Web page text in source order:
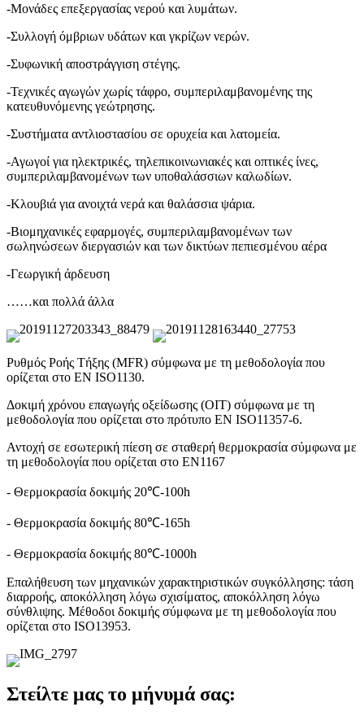
-Μονάδες επεξεργασίας νερού και λυμάτων.
-Συλλογή όμβριων υδάτων και γκρίζων νερών.
-Συφωνική αποστράγγιση στέγης.
-Τεχνικές αγωγών χωρίς τάφρο, συμπεριλαμβανομένης της
κατευθυνόμενης γεώτρησης.
-Συστήματα αντλιοστασίου σε ορυχεία και λατομεία.
-Αγωγοί για ηλεκτρικές, τηλεπικοινωνιακές και οπτικές ίνες,
συμπεριλαμβανομένων των υποθαλάσσιων καλωδίων.
-Κλουβιά για ανοιχτά νερά και θαλάσσια ψάρια.
-Βιομηχανικές εφαρμογές, συμπεριλαμβανομένων των
σωληνώσεων διεργασιών και των δικτύων πεπιεσμένου αέρα
-Γεωργική άρδευση
……και πολλά άλλα
Ρυθμός Ροής Τήξης (MFR) σύμφωνα με τη μεθοδολογία που
ορίζεται στο EN ISO1130.
Δοκιμή χρόνου επαγωγής οξείδωσης (OIT) σύμφωνα με τη
μεθοδολογία που ορίζεται στο πρότυπο EN ISO11357-6.
Αντοχή σε εσωτερική πίεση σε σταθερή θερμοκρασία σύμφωνα με
τη μεθοδολογία που ορίζεται στο EN1167
- Θερμοκρασία δοκιμής 20℃-100h
- Θερμοκρασία δοκιμής 80℃-165h
- Θερμοκρασία δοκιμής 80℃-1000h
Επαλήθευση των μηχανικών χαρακτηριστικών συγκόλλησης: τάση
διαρροής, αποκόλληση λόγω σχισίματος, αποκόλληση λόγω
σύνθλιψης. Μέθοδοι δοκιμής σύμφωνα με τη μεθοδολογία που
ορίζεται στο ISO13953.
Στείλτε μας το μήνυμά σας: